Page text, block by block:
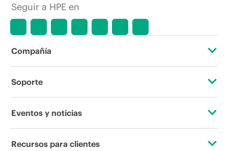
Seguir a HPE en
Compañía
Acerca de HPE
Soporte
Servicios de soporte operativo
Eventos y noticias
Eventos
Recursos para clientes